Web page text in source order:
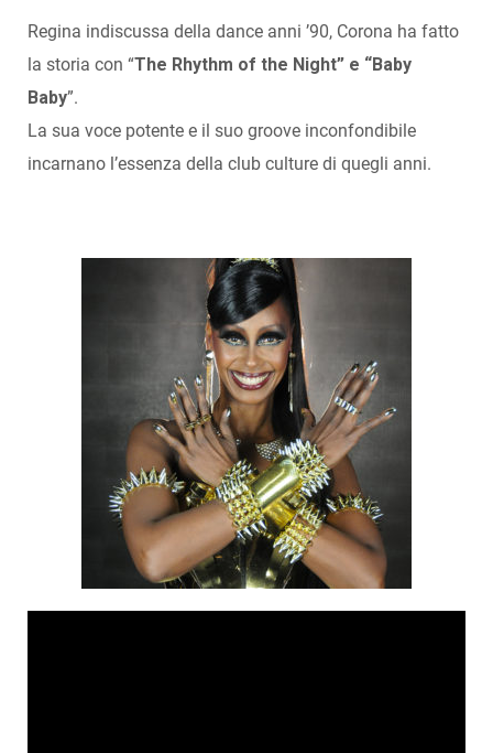
Regina indiscussa della dance anni ’90, Corona ha fatto
la storia con “The Rhythm of the Night” e “Baby
Baby”.
La sua voce potente e il suo groove inconfondibile
incarnano l’essenza della club culture di quegli anni.